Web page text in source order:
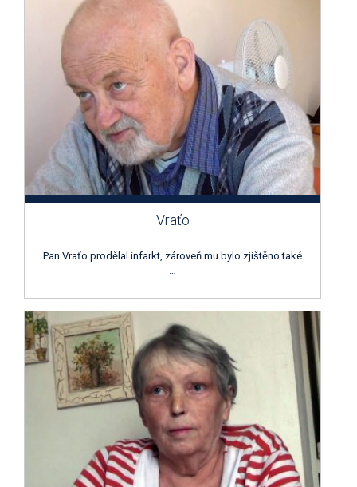
Vraťo
Pan Vraťo prodělal infarkt, zároveň mu bylo zjištěno také